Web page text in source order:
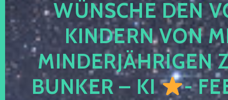
WÜNSCHE DEN
KINDERN VON
MINDERJÄHRIGEN
BUNKER – KI
-